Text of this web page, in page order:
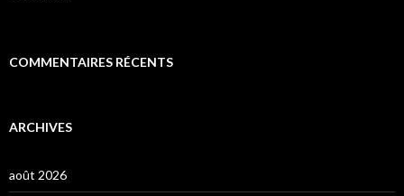
COMMENTAIRES RÉCENTS
ARCHIVES
août 2026